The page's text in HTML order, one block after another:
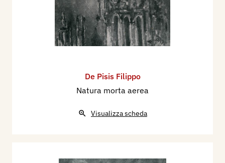
De Pisis Filippo
Natura morta aerea
Visualizza scheda